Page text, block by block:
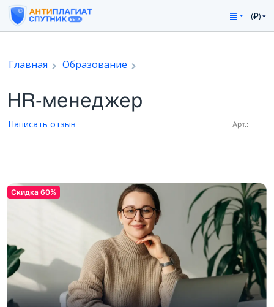
(₽)
Главная Образование
HR-менеджер
Написать отзыв Арт.:
Скидка 60%